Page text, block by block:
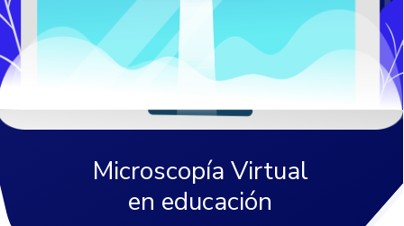
Microscopía Virtual
en educación